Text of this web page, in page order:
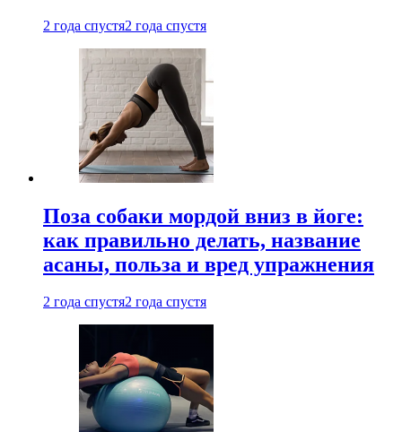
2 года спустя2 года спустя
Поза собаки мордой вниз в йоге:
как правильно делать, название
асаны, польза и вред упражнения
2 года спустя2 года спустя